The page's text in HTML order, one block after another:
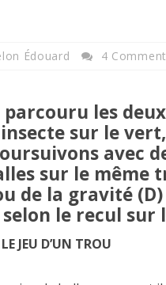
Édouard 4
les
sur le
avec
sur le même
de la gravité
le recul sur
JEU D’UN TROU